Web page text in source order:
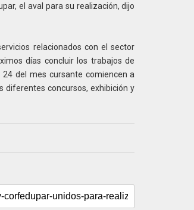
el aval para su realización, dijo
relacionados con el sector
días concluir los trabajos de
del mes cursante comiencen a
diferentes concursos, exhibición y